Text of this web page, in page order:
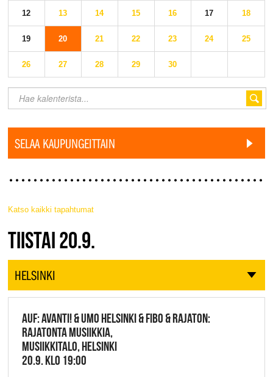
12 13 14 15 16 17 18
19 20 21 22 23 24 25
26 27 28 29 30
SELAA KAUPUNGEITTAIN
Katso kaikki tapahtumat
JAZZ FINLAND LIVE
TIISTAI 20.9.
HELSINKI
AUF: AVANTI! & UMO HELSINKI & FIBO & RAJATON:
RAJATONTA MUSIIKKIA,
MUSIIKKITALO, HELSINKI
20.9. KLO 19:00